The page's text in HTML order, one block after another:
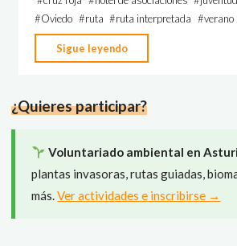
#Oviedo #ruta #ruta interpretada #verano
Sigue leyendo
a
aire
Ruta
guiada
¿Quieres participar?
Voluntariado ambiental en
plantas invasoras, rutas guiadas,
más.Ver actividades e inscribirse →